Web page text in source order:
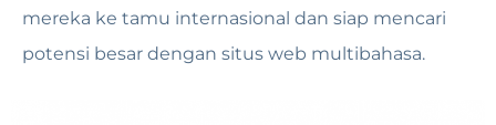
mereka ke tamu internasional dan siap mencari
potensi besar dengan situs web multibahasa.